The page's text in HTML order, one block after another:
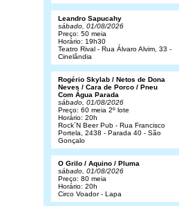
Leandro Sapucahy
sábado, 01/08/2026
Preço: 50 meia
Horário: 19h30
Teatro Rival - Rua Álvaro Alvim, 33 -
Cinelândia
Rogério Skylab / Netos de Dona
Neves / Cara de Porco / Pneu
Com Água Parada
sábado, 01/08/2026
Preço: 60 meia 2º lote
Horário: 20h
Rock´N Beer Pub - Rua Francisco
Portela, 2438 - Parada 40 - São
Gonçalo
O Grilo / Aquino / Pluma
sábado, 01/08/2026
Preço: 80 meia
Horário: 20h
Circo Voador - Lapa